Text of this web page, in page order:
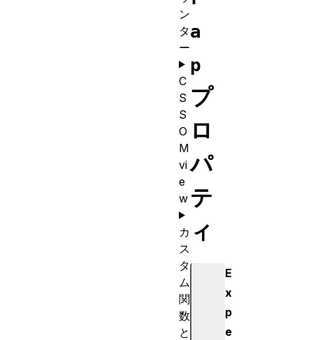
a
p
プ
ロ
パ
テ
ィ
E
x
p
e
ン
タ
ー
C
S
S
O
M
vi
e
w
カ
ス
タ
ム
関
数
と